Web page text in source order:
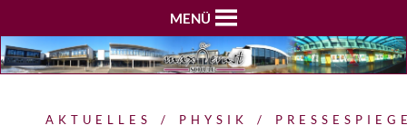
MENÜ
AKTUELLES PHYSIK